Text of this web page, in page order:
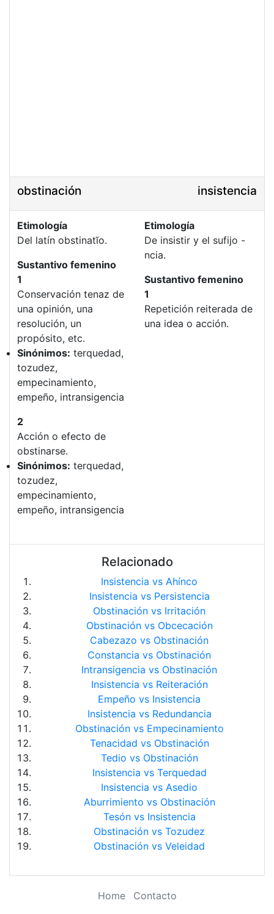
obstinación insistencia
Etimología
Del latín obstinatĭo.
Sustantivo femenino
1
Conservación tenaz de
una opinión, una
resolución, un
propósito, etc.
Sinónimos: terquedad,
tozudez,
empecinamiento,
empeño, intransigencia
2
Acción o efecto de
obstinarse.
Sinónimos: terquedad,
tozudez,
empecinamiento,
empeño, intransigencia
Etimología
De insistir y el sufijo -
ncia.
Sustantivo femenino
1
Repetición reiterada de
una idea o acción.
Relacionado
Insistencia vs Ahínco
Insistencia vs Persistencia
Obstinación vs Irritación
Obstinación vs Obcecación
Cabezazo vs Obstinación
Constancia vs Obstinación
Intransigencia vs Obstinación
Insistencia vs Reiteración
Empeño vs Insistencia
Insistencia vs Redundancia
Obstinación vs Empecinamiento
Tenacidad vs Obstinación
Tedio vs Obstinación
Insistencia vs Terquedad
Insistencia vs Asedio
Aburrimiento vs Obstinación
Tesón vs Insistencia
Obstinación vs Tozudez
Obstinación vs Veleidad
Home Contacto